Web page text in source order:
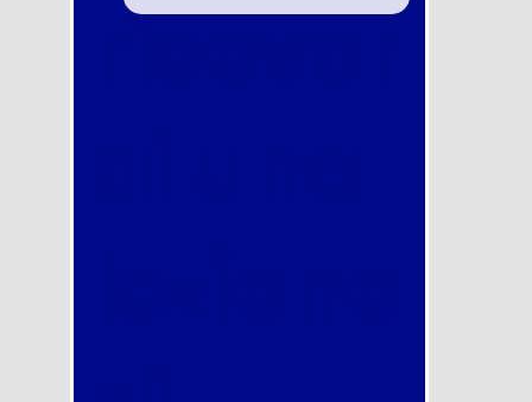
ricever